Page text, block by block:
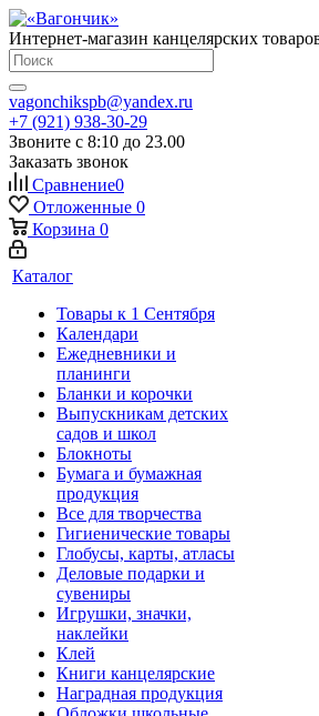
Интернет-магазин канцелярских
vagonchikspb@yandex.ru
+7 (921) 938-30-29
Звоните с 8:10 до 23.00
Заказать звонок
Сравнение0
Отложенные 0
Корзина 0
Каталог
Товары к 1 Сентября
Календари
Ежедневники и
планинги
Бланки и корочки
Выпускникам детских
садов и школ
Блокноты
Бумага и бумажная
продукция
Все для творчества
Гигиенические товары
Глобусы, карты, атласы
Деловые подарки и
сувениры
Игрушки, значки,
наклейки
Клей
Книги канцелярские
Наградная продукция